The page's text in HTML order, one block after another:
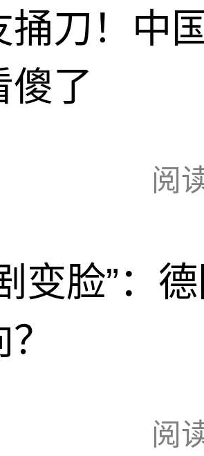
刀！中
傻了
阅
变脸”：
阅